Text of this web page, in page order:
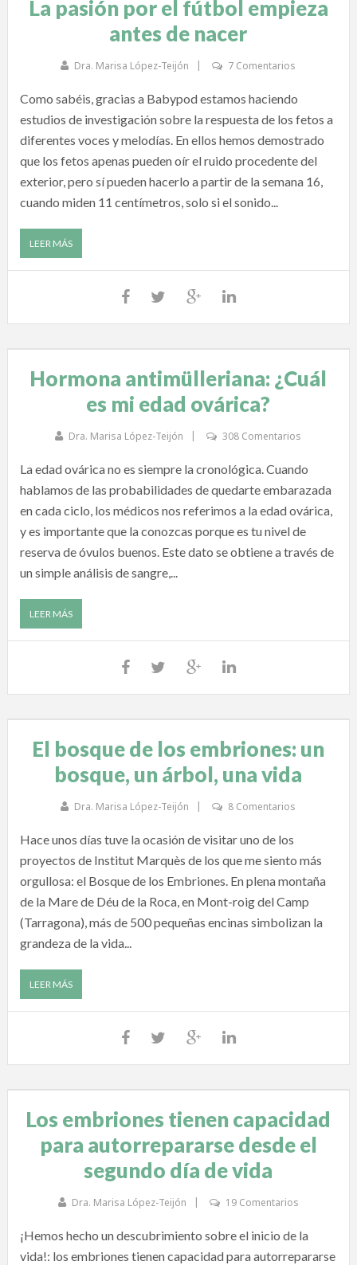
La pasión por el fútbol empieza
antes de nacer
Dra. Marisa López-Teijón 7 Comentarios
Como sabéis, gracias a Babypod estamos haciendo
estudios de investigación sobre la respuesta de los fetos a
diferentes voces y melodías. En ellos hemos demostrado
que los fetos apenas pueden oír el ruido procedente del
exterior, pero sí pueden hacerlo a partir de la semana 16,
cuando miden 11 centímetros, solo si el sonido...
LEER MÁS
Hormona antimülleriana: ¿Cuál
es mi edad ovárica?
Dra. Marisa López-Teijón 308 Comentarios
La edad ovárica no es siempre la cronológica. Cuando
hablamos de las probabilidades de quedarte embarazada
en cada ciclo, los médicos nos referimos a la edad ovárica,
y es importante que la conozcas porque es tu nivel de
reserva de óvulos buenos. Este dato se obtiene a través de
un simple análisis de sangre,...
LEER MÁS
El bosque de los embriones: un
bosque, un árbol, una vida
Dra. Marisa López-Teijón 8 Comentarios
Hace unos días tuve la ocasión de visitar uno de los
proyectos de Institut Marquès de los que me siento más
orgullosa: el Bosque de los Embriones. En plena montaña
de la Mare de Déu de la Roca, en Mont-roig del Camp
(Tarragona), más de 500 pequeñas encinas simbolizan la
grandeza de la vida...
LEER MÁS
Los embriones tienen capacidad
para autorrepararse desde el
segundo día de vida
Dra. Marisa López-Teijón 19 Comentarios
¡Hemos hecho un descubrimiento sobre el inicio de la
vida!: los embriones tienen capacidad para autorrepararse